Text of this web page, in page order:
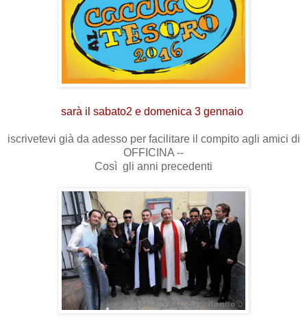
sarà il sabato2 e domenica 3 gennaio
iscrivetevi già da adesso per facilitare il compito agli amici di
OFFICINA --
Così gli anni precedenti